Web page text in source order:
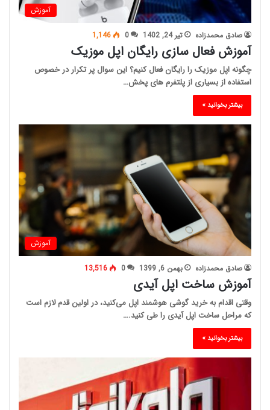
آموزش
صادق محمدزاده تیر 24, 1402 0
1,146
آموزش فعال سازی رایگان اپل موزیک
چگونه اپل موزیک را رایگان فعال کنیم؟ این سوال پر تکرار در خصوص
استفاده از بسیاری از پلتفرم های پخش…
بیشتر بخوانید »
آموزش
صادق محمدزاده بهمن 6, 1399 0
13,516
آموزش ساخت اپل آیدی
وقتی اقدام به خرید گوشی هوشمند اپل می‌کنید، در اولین قدم لازم است
که مراحل ساخت اپل آیدی را طی کنید.…
بیشتر بخوانید »